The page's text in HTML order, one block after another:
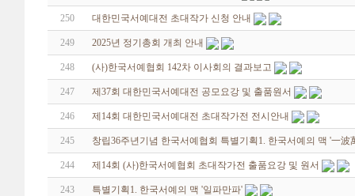
250 대한민국서예대전 초대작가 신청 안내
249 2025년 정기총회 개최 안내
248 (사)한국서예협회 142차 이사회의 결과보고
247 제37회 대한민국서예대전 공모요강 및 출품원서
246 제14회 대한민국서예대전 초대작가전 전시안내
245 창립36주년기념 한국서예협회 특별기획1. 한국서예의 맥 '一波
244 제14회 (사)한국서예협회 초대작가전 출품요강 및 원서
243 특별기획1. 한국서예의 맥 '일파만파'